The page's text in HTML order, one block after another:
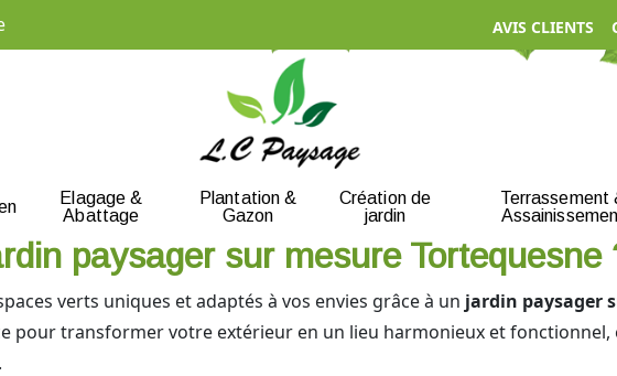
AVIS CLIENTS
Elagage &
Abattage
Plantation &
Gazon
Création de
jardin
Terrassement
paysager sur mesure Tortequesne
verts uniques et adaptés à vos envies grâce à un jardin paysager
pour transformer votre extérieur en un lieu harmonieux et